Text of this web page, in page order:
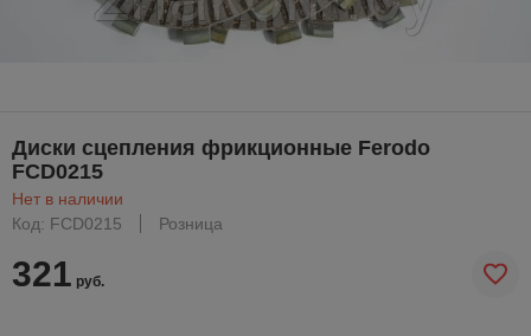
Диски сцепления фрикционные Ferodo
FCD0215
Нет в наличии
Код: FCD0215
Розница
321 руб.